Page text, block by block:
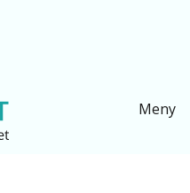
Meny